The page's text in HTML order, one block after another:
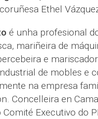
Ethel
é unha profesional
mariñeira de
e
de mobles e
na empresa
Concelleira en
Executivo do